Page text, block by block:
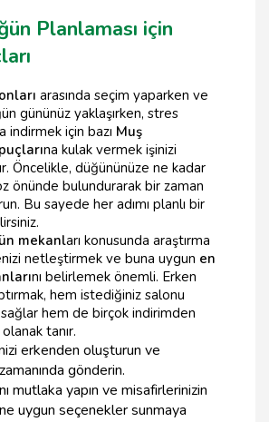
Planlaması için
arasında seçim yaparken ve
gününüz yaklaşırken, stres
indirmek için bazı Muş
na kulak vermek işinizi
Öncelikle, düğününüze ne kadar
önünde bulundurarak bir zaman
Bu sayede her adımı planlı bir
mekanları konusunda araştırma
netleştirmek ve buna uygun en
nı belirlemek önemli. Erken
hem istediğiniz salonu
hem de birçok indirimden
tanır.
erkenden oluşturun ve
gönderin.
mutlaka yapın ve misafirlerinizin
uygun seçenekler sunmaya